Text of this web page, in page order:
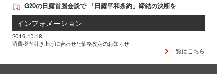
G20の日露首脳会談で 「日露平和条約」締結の決断を
インフォメーション
2019.10.18
消費税率引き上げに合わせた価格改定のお知らせ
一覧はこちら